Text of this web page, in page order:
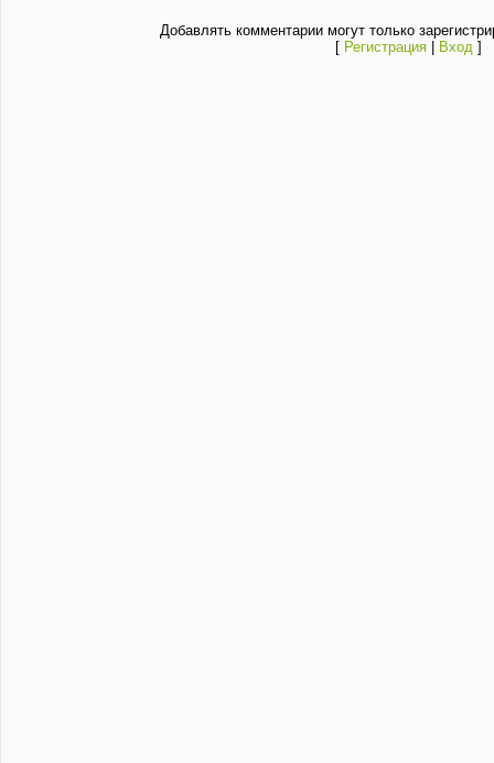
Добавлять комментарии могут только
[ Регистрация| Вход]